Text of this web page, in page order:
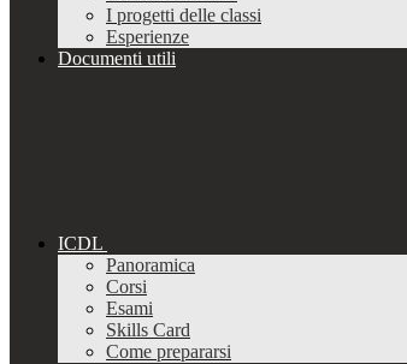
I progetti delle classi
Esperienze
Documenti utili
ICDL
Panoramica
Corsi
Esami
Skills Card
Come prepararsi